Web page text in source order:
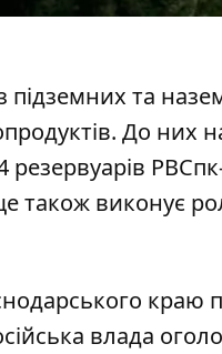
підземних та
До них
резервуарів
також виконує
краю
влада